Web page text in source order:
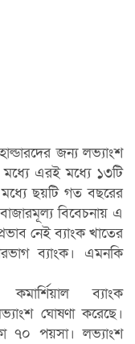
জন্য লভ্যাংশ
এরই মধ্যে ১৩টি
মধ্যে ছয়টি গত বছরের
বিবেচনায় এ
নেই ব্যাংক খাতের
ব্যাংক। এমনকি
ব্যাংক
ঘোষণা করেছে।
৭০ পয়সা। লভ্যাংশ